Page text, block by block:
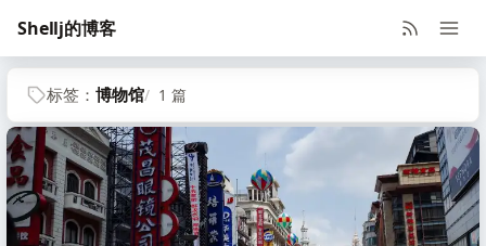
Shellj的博客
标签： 博物馆 1 篇